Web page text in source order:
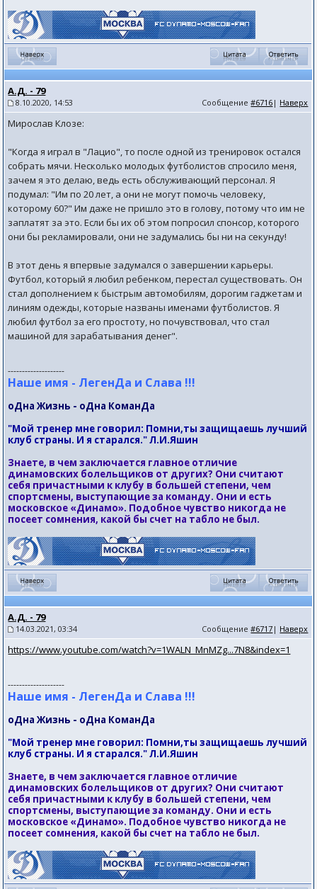
А.Д. - 79
8.10.2020, 14:53 Сообщение#6716 | Наверх
Мирослав Клозе:
"Когда я играл в "Лацио", то после одной из тренировок остался
собрать мячи. Несколько молодых футболистов спросило меня,
зачем я это делаю, ведь есть обслуживающий персонал. Я
подумал: "Им по 20 лет, а они не могут помочь человеку,
которому 60?" Им даже не пришло это в голову, потому что им не
заплатят за это. Если бы их об этом попросил спонсор, которого
они бы рекламировали, они не задумались бы ни на секунду!
В этот день я впервые задумался о завершении карьеры.
Футбол, который я любил ребенком, перестал существовать. Он
стал дополнением к быстрым автомобилям, дорогим гаджетам и
линиям одежды, которые названы именами футболистов. Я
любил футбол за его простоту, но почувствовал, что стал
машиной для зарабатывания денег".
--------------------
Наше имя - ЛегенДа и Слава !!!
оДна Жизнь - оДна КоманДа
"Мой тренер мне говорил: Помни,ты защищаешь лучший
клуб страны. И я старался." Л.И.Яшин
Знаете, в чем заключается главное отличие
динамовских болельщиков от других? Они считают
себя причастными к клубу в большей степени, чем
спортсмены, выступающие за команду. Они и есть
московское «Динамо». Подобное чувство никогда не
посеет сомнения, какой бы счет на табло не был.
А.Д. - 79
14.03.2021, 03:34 Сообщение#6717 | Наверх
https://www.youtube.com/watch?v=1WALN_MnMZg...7N8&index=1
--------------------
Наше имя - ЛегенДа и Слава !!!
оДна Жизнь - оДна КоманДа
"Мой тренер мне говорил: Помни,ты защищаешь лучший
клуб страны. И я старался." Л.И.Яшин
Знаете, в чем заключается главное отличие
динамовских болельщиков от других? Они считают
себя причастными к клубу в большей степени, чем
спортсмены, выступающие за команду. Они и есть
московское «Динамо». Подобное чувство никогда не
посеет сомнения, какой бы счет на табло не был.